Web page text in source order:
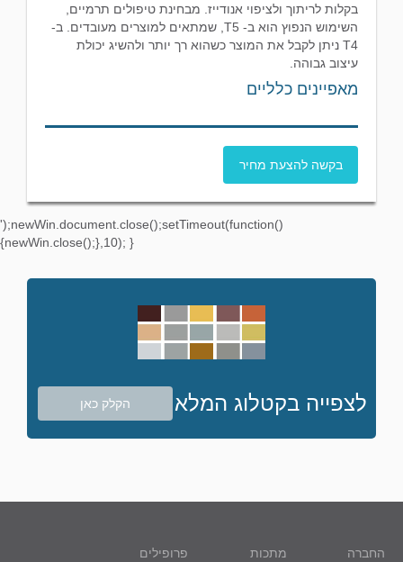
בקלות לריתוך ולציפוי אנודייז. מבחינת טיפולים תרמיים,
השימוש הנפוץ הוא ב- T5, שמתאים למוצרים מעובדים. ב-
T4 ניתן לקבל את המוצר כשהוא רך יותר ולהשיג יכולת
עיצוב גבוהה.
מאפיינים כלליים
בקשה להצעת מחיר
');newWin.document.close();setTimeout(function()
{newWin.close();},10); }
לצפייה בקטלוג המלא הקלק כאן
החברה מתכות פרופילים